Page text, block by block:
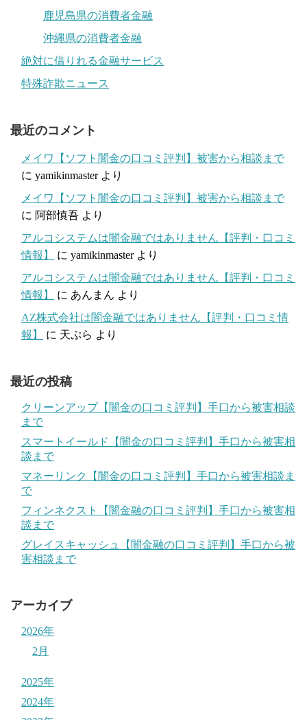
鹿児島県の消費者金融
沖縄県の消費者金融
絶対に借りれる金融サービス
特殊詐欺ニュース
最近のコメント
メイワ【ソフト闇金の口コミ評判】被害から相談まで
に yamikinmasterより
メイワ【ソフト闇金の口コミ評判】被害から相談まで
に 阿部慎吾 より
アルコシステムは闇金融ではありません【評判・口コミ
情報】
に yamikinmasterより
アルコシステムは闇金融ではありません【評判・口コミ
情報】
に あんまん より
AZ株式会社は闇金融ではありません【評判・口コミ情
報】
に 天ぷら より
最近の投稿
クリーンアップ【闇金の口コミ評判】手口から被害相談
まで
スマートイールド【闇金の口コミ評判】手口から被害相
談まで
マネーリンク【闇金の口コミ評判】手口から被害相談ま
で
フィンネクスト【闇金融の口コミ評判】手口から被害相
談まで
グレイスキャッシュ【闇金融の口コミ評判】手口から被
害相談まで
アーカイブ
2026年
2月
2025年
2024年